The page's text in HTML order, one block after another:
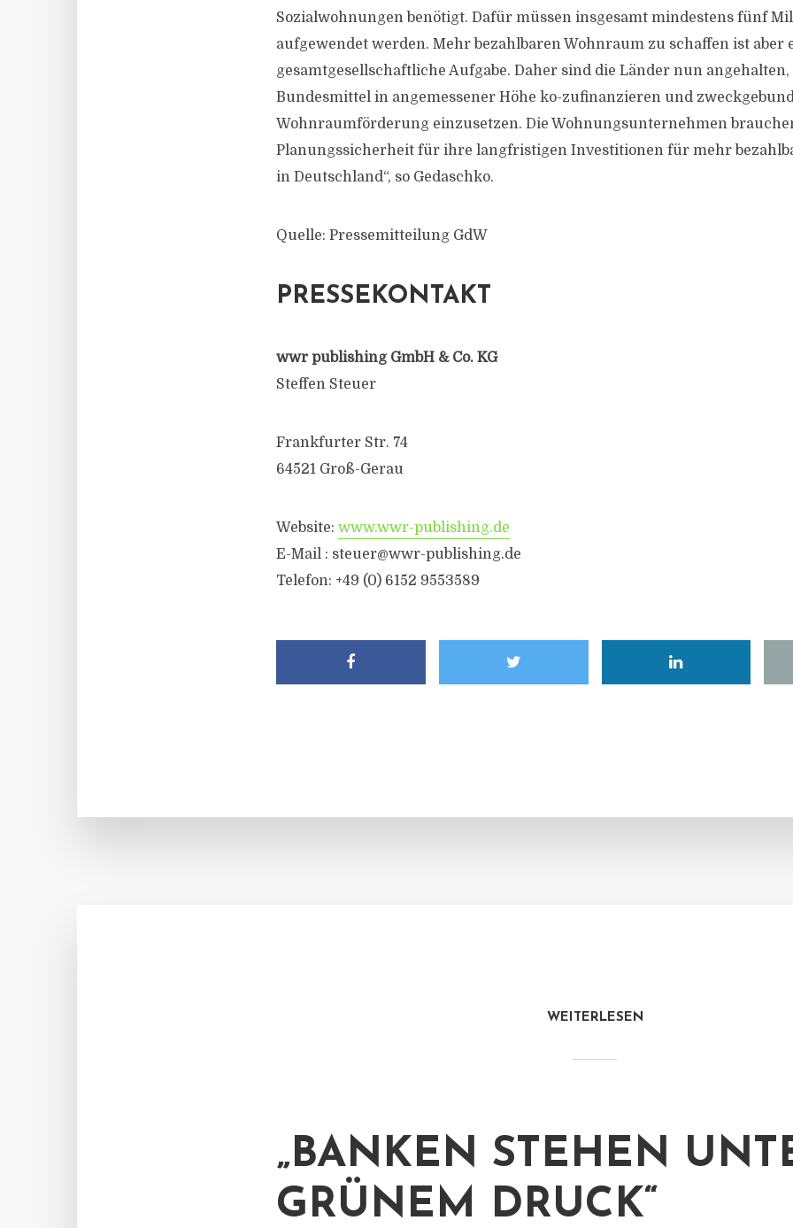
Sozialwohnungen benötigt. Dafür müssen insgesamt mindestens fünf
aufgewendet werden. Mehr bezahlbaren Wohnraum zu schaffen ist aber
gesamtgesellschaftliche Aufgabe. Daher sind die Länder nun
Bundesmittel in angemessener Höhe ko-zufinanzieren und
Wohnraumförderung einzusetzen. Die Wohnungsunternehmen
Planungssicherheit für ihre langfristigen Investitionen für mehr
in Deutschland“, so Gedaschko.
Quelle: Pressemitteilung GdW
PRESSEKONTAKT
wwr publishing GmbH & Co. KG
Steffen Steuer
Frankfurter Str. 74
64521 Groß-Gerau
Website: www.wwr-publishing.de
E-Mail : steuer@wwr-publishing.de
Telefon: +49 (0) 6152 9553589
WEITERLESEN
„BANKEN STEHEN
GRÜNEM DRUCK“